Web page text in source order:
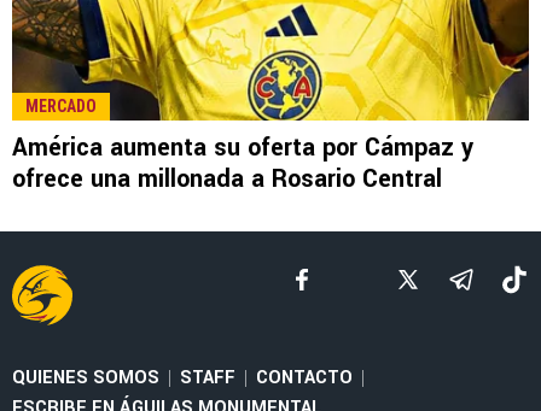
LEE TAMBIÉN